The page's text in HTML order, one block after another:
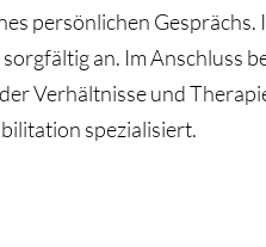
persönlichen
an. Im Anschluss
Verhältnisse und
spezialisiert.